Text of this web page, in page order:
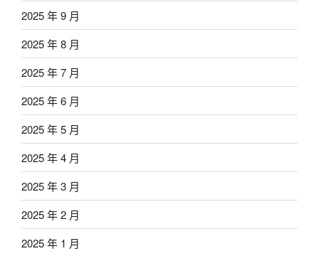
2025 年 9 月
2025 年 8 月
2025 年 7 月
2025 年 6 月
2025 年 5 月
2025 年 4 月
2025 年 3 月
2025 年 2 月
2025 年 1 月